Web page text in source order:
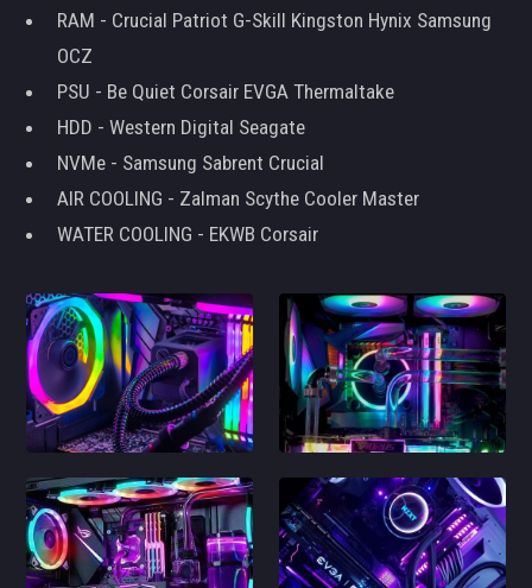
RAM - Crucial Patriot G-Skill Kingston Hynix Samsung
OCZ
PSU - Be Quiet Corsair EVGA Thermaltake
HDD - Western Digital Seagate
NVMe - Samsung Sabrent Crucial
AIR COOLING - Zalman Scythe Cooler Master
WATER COOLING - EKWB Corsair